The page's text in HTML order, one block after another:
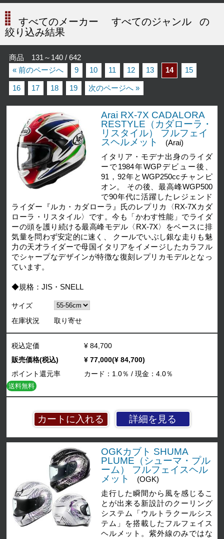
すべてのメーカー すべてのジャンル
の
絞り込み結果
商品 131～140 / 642
« 前のページへ
9 10 11 12 13 14 15
16 17 18 19 次のページへ »
Arai RX-7X CADALORA
RESTYLE（カダローラ・
リスタイル） フルフェイ
スヘルメット
(Arai)
イタリア・モデナ出身のライダ
ーで1984年WGPデビュー後、
91，92年とWGP250ccチャンピ
オン。 その後、最高峰WGP500
で90年代に活躍したレジェンド
ライダー『ルカ・カダローラ』氏のレプリカ〈RX-7Xカダ
ローラ・リスタイル〉です。今も「かわす性能」でライダ
ーの頭を護り続ける最高峰モデル〈RX-7X〉をベースに排
気量を問わず安定的に速く、 クールでいぶし銀な走りも魅
力の天才ライダーで母国イタリアをイメージしたカラフル
でシャープなデザインが特徴な復刻レプリカモデルとなっ
ています。
◆規格：JIS・SNELL
サイズ
在庫状況
取り寄せ
詳細を見る
税込定価
¥ 84,700
販売価格(税込)
¥ 77,000(¥ 84,700)
ポイント還元率
カード：1.0％ / 現金：4.0％
送料無料
OGKカブト SHUMA
PLUME（シューマ・プル
ーム） フルフェイスヘル
メット
(OGK)
走行した瞬間から風を感じるこ
とが出来る新設計のクーリング
システム「ウルトラクールシス
テム」を搭載したフルフェイス
ヘルメット。紫外線のみではな